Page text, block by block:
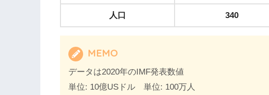
人口 340
MEMO
データは2020年のIMF発表数値
単位: 10億USドル 単位: 100万人